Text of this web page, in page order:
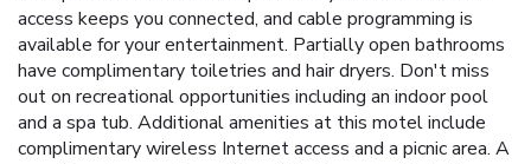
access keeps you connected, and cable programming is
available for your entertainment. Partially open bathrooms
have complimentary toiletries and hair dryers. Don't miss
out on recreational opportunities including an indoor pool
and a spa tub. Additional amenities at this motel include
complimentary wireless Internet access and a picnic area. A